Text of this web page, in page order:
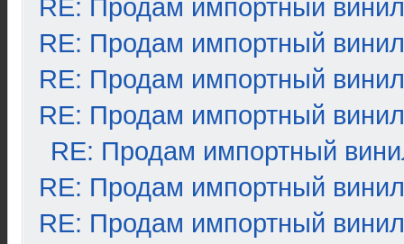
RE: Продам импортный винил
RE: Продам импортный винил
RE: Продам импортный винил
RE: Продам импортный винил
RE: Продам импортный
RE: Продам импортный винил
RE: Продам импортный винил